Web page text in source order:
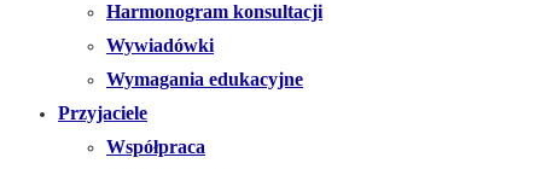
Harmonogram konsultacji
Wywiadówki
Wymagania edukacyjne
Przyjaciele
Współpraca